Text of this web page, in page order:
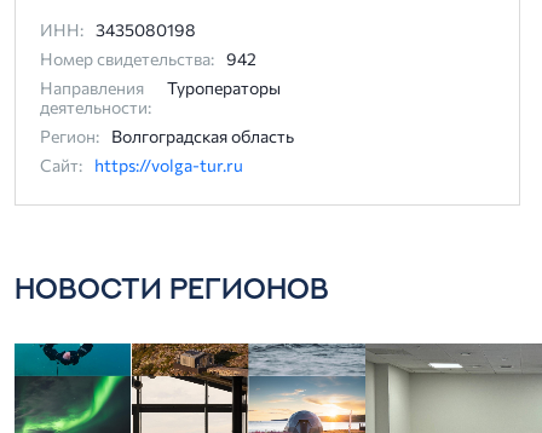
ИНН: 3435080198
Номер свидетельства: 942
Направления
деятельности:
Туроператоры
Регион:
Волгоградская область
Сайт:
https://volga-tur.ru
НОВОСТИ РЕГИОНОВ